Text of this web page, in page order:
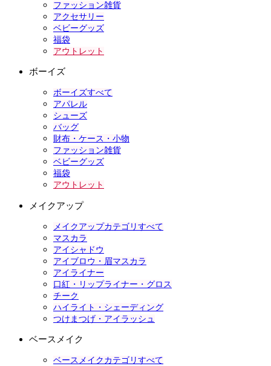
ファッション雑貨
アクセサリー
ベビーグッズ
福袋
アウトレット
ボーイズ
ボーイズすべて
アパレル
シューズ
バッグ
財布・ケース・小物
ファッション雑貨
ベビーグッズ
福袋
アウトレット
メイクアップ
メイクアップカテゴリすべて
マスカラ
アイシャドウ
アイブロウ・眉マスカラ
アイライナー
口紅・リップライナー・グロス
チーク
ハイライト・シェーディング
つけまつげ・アイラッシュ
ベースメイク
ベースメイクカテゴリすべて